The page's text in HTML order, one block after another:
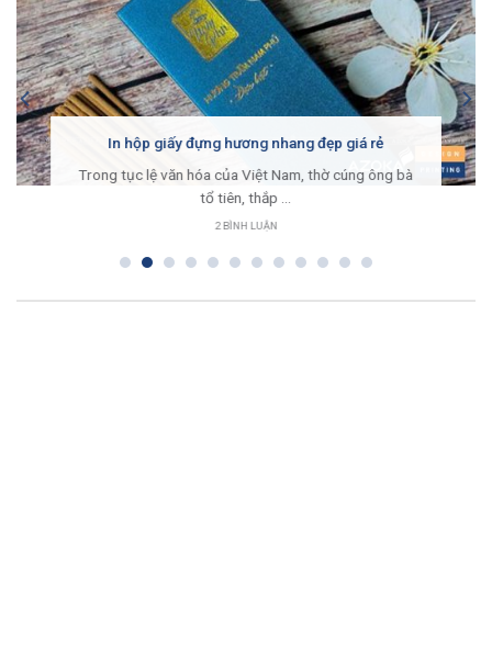
In hộp giấy đựng hương nhang đẹp giá rẻ
Trong tục lệ văn hóa của Việt Nam, thờ cúng ông bà
tổ tiên, thắp ...
2 BÌNH LUẬN